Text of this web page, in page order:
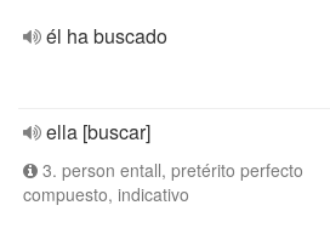
él ha buscado
ella [buscar]
3. person entall, pretérito perfecto
compuesto, indicativo